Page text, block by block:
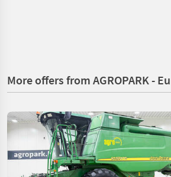
More offers from AGROPARK -